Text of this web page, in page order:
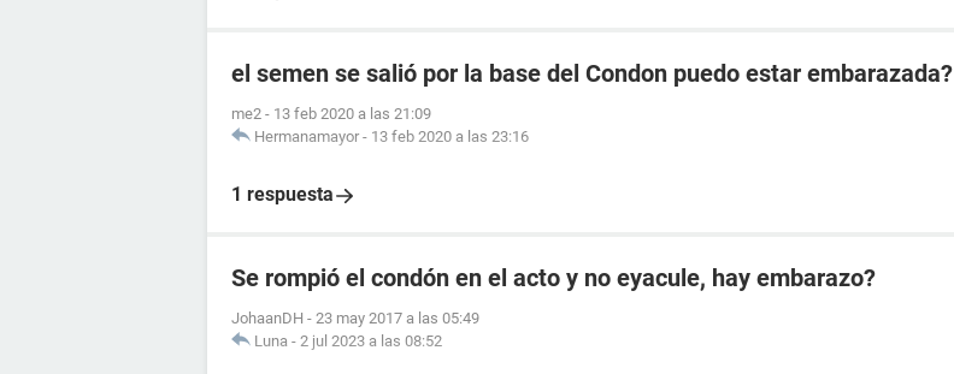
el semen se salió por la base del Condon puedo estar embarazada?
me2 - 13 feb 2020 a las 21:09
Hermanamayor - 13 feb 2020 a las 23:16
1 respuesta
Se rompió el condón en el acto y no eyacule, hay embarazo?
JohaanDH - 23 may 2017 a las 05:49
Luna - 2 jul 2023 a las 08:52